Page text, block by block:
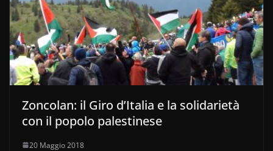
Zoncolan: il Giro d’Italia e la solidarietà
con il popolo palestinese
20 Maggio 2018